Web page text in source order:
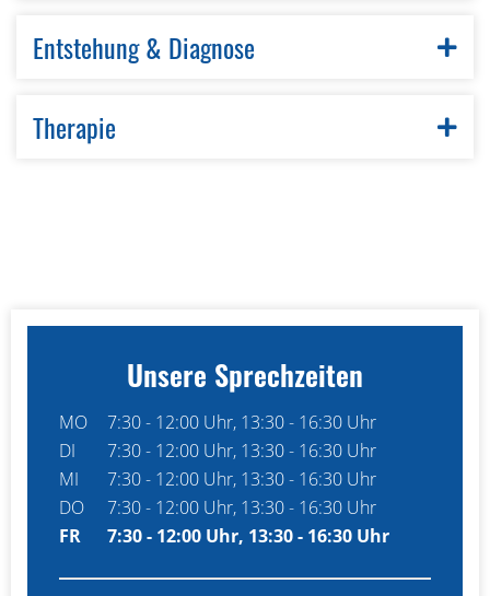
Entstehung & Diagnose
Therapie
Bauch- und Enddarmzentrum
Unsere Sprechzeiten
MO
7:30 - 12:00 Uhr, 13:30 - 16:30 Uhr
DI
7:30 - 12:00 Uhr, 13:30 - 16:30 Uhr
MI
7:30 - 12:00 Uhr, 13:30 - 16:30 Uhr
DO
7:30 - 12:00 Uhr, 13:30 - 16:30 Uhr
FR
7:30 - 12:00 Uhr, 13:30 - 16:30 Uhr